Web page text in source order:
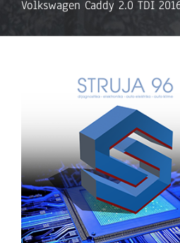
Volkswagen Caddy 2.0 TDI